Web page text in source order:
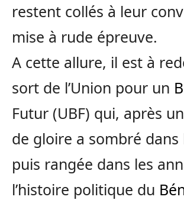
restent collés à leur
mise à rude épreuve.
A cette allure, il est à
sort de l’Union pour un
Futur (UBF) qui, après
de gloire a sombré dans
puis rangée dans les
l’histoire politique du